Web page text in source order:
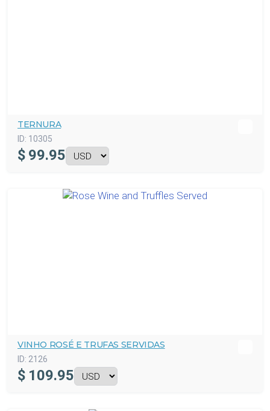
TERNURA
ID: 10305
$ 99.95
VINHO ROSÉ E TRUFAS SERVIDAS
ID: 2126
$ 109.95